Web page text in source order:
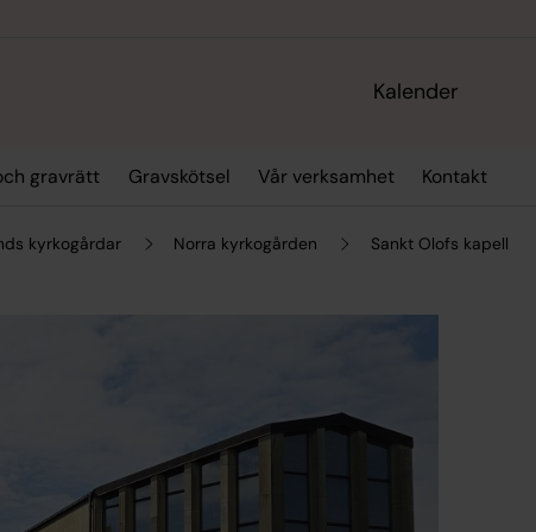
Kalender
gravrätt Gravskötsel Vår verksamhet Kontakt
kyrkogårdar Norra kyrkogården Sankt Olofs kapell